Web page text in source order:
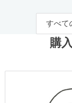
すべて
購